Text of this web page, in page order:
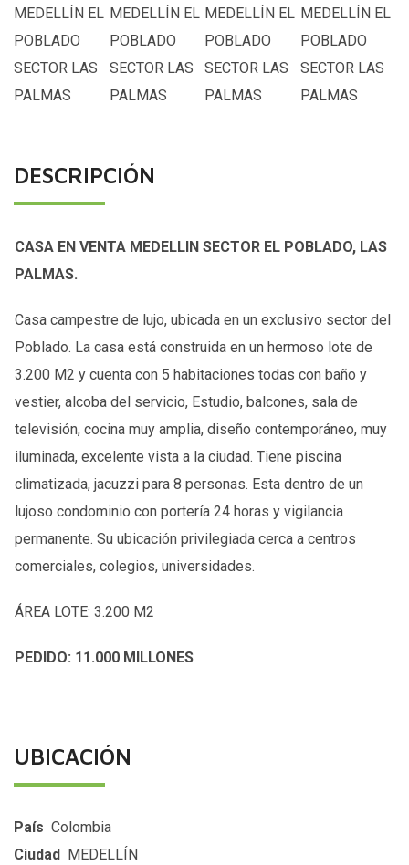
DESCRIPCIÓN
CASA EN VENTA MEDELLIN SECTOR EL POBLADO, LAS
PALMAS.
Casa campestre de lujo, ubicada en un exclusivo sector del
Poblado. La casa está construida en un hermoso lote de
3.200 M2 y cuenta con 5 habitaciones todas con baño y
vestier, alcoba del servicio, Estudio, balcones, sala de
televisión, cocina muy amplia, diseño contemporáneo, muy
iluminada, excelente vista a la ciudad. Tiene piscina
climatizada, jacuzzi para 8 personas. Esta dentro de un
lujoso condominio con portería 24 horas y vigilancia
permanente. Su ubicación privilegiada cerca a centros
comerciales, colegios, universidades.
ÁREA LOTE: 3.200 M2
PEDIDO: 11.000 MILLONES
UBICACIÓN
País Colombia
Ciudad MEDELLÍN